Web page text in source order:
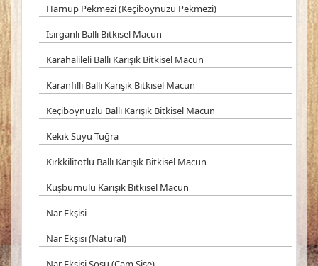
Harnup Pekmezi (Keçiboynuzu Pekmezi)
Isırganlı Ballı Bitkisel Macun
Karahalileli Ballı Karışık Bitkisel Macun
Karanfilli Ballı Karışık Bitkisel Macun
Keçiboynuzlu Ballı Karışık Bitkisel Macun
Kekik Suyu Tuğra
Kırkkilitotlu Ballı Karışık Bitkisel Macun
Kuşburnulu Karışık Bitkisel Macun
Nar Ekşisi
Nar Ekşisi (Natural)